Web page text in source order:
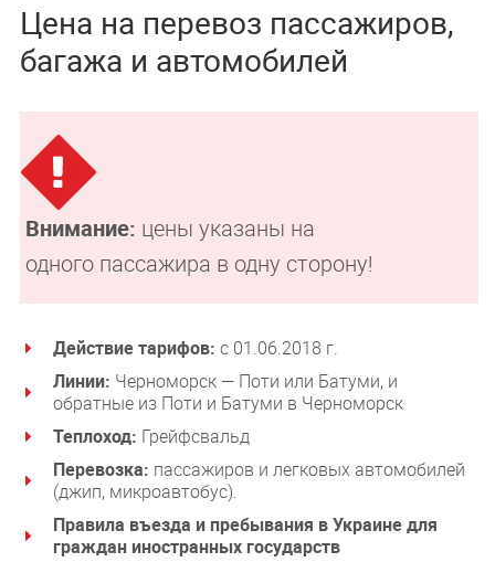
Цена на перевоз пассажиров,
багажа и автомобилей
Внимание: цены указаны на
одного пассажира в одну сторону!
Действие тарифов: с 01.06.2018 г.
Линии: Черноморск — Поти или Батуми, и
обратные из Поти и Батуми в Черноморск
Теплоход: Грейфсвальд
Перевозка: пассажиров и легковых автомобилей
(джип, микроавтобус).
Правила въезда и пребывания в Украине для
граждан иностранных государств